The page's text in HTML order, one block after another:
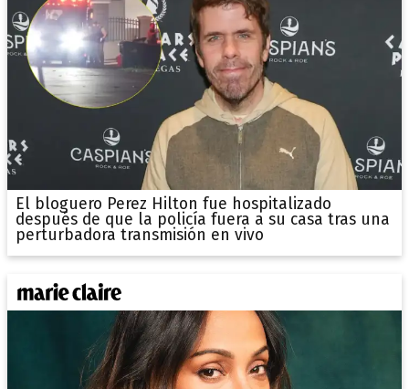
El bloguero Perez Hilton fue hospitalizado
después de que la policía fuera a su casa tras una
perturbadora transmisión en vivo